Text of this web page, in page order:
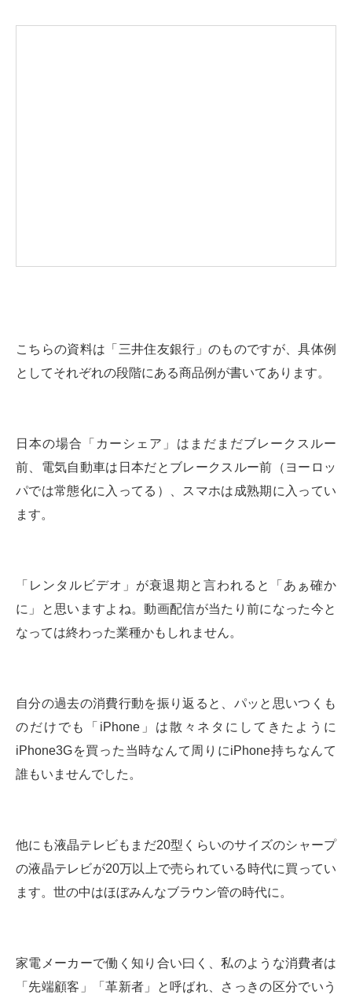
こちらの資料は「三井住友銀行」のものですが、具体例
としてそれぞれの段階にある商品例が書いてあります。
日本の場合「カーシェア」はまだまだブレークスルー
前、電気自動車は日本だとブレークスルー前（ヨーロッ
パでは常態化に入ってる）、スマホは成熟期に入ってい
ます。
「レンタルビデオ」が衰退期と言われると「あぁ確か
に」と思いますよね。動画配信が当たり前になった今と
なっては終わった業種かもしれません。
自分の過去の消費行動を振り返ると、パッと思いつくも
のだけでも「iPhone」は散々ネタにしてきたように
iPhone3Gを買った当時なんて周りにiPhone持ちなんて
誰もいませんでした。
他にも液晶テレビもまだ20型くらいのサイズのシャープ
の液晶テレビが20万以上で売られている時代に買ってい
ます。世の中はほぼみんなブラウン管の時代に。
家電メーカーで働く知り合い曰く、私のような消費者は
「先端顧客」「革新者」と呼ばれ、さっきの区分でいう